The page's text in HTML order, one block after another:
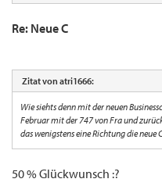
Re: Neue C
Zitat von atri1666:
Wie siehts denn mit der neuen
Februar mit der 747 von Fra und
das wenigstens eine Richtung die neue
50 % Glückwunsch :?